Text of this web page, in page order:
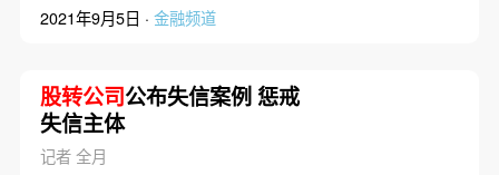
2021年9月5日 · 金融频道
股转公司公布失信案例 惩戒
失信主体
记者 全月